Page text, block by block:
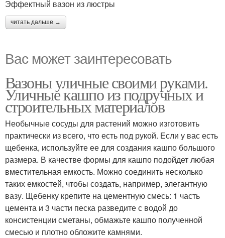
Эффектный вазон из люстры
читать дальше →
Вас может заинтересовать
Вазоны уличные своими руками.
Уличные кашпо из подручных и
строительных материалов
Необычные сосуды для растений можно изготовить
практически из всего, что есть под рукой. Если у вас есть
щебенка, используйте ее для создания кашпо большого
размера. В качестве формы для кашпо подойдет любая
вместительная емкость. Можно соединить несколько
таких емкостей, чтобы создать, например, элегантную
вазу. Щебенку крепите на цементную смесь: 1 часть
цемента и 3 части песка разведите с водой до
консистенции сметаны, обмажьте кашпо полученной
смесью и плотно обложите камнями.